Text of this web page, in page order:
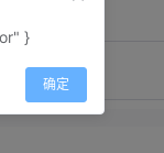
}
确定